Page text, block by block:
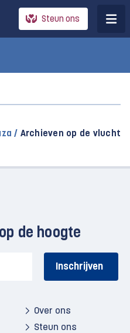
Steun ons
/ Archieven op de vlucht
de hoogte
Over ons
Steun ons